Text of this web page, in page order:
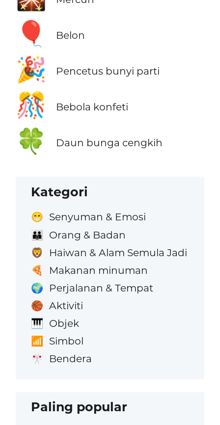
🎈 Belon
🎉 Pencetus bunyi parti
🎊 Bebola konfeti
🍀 Daun bunga cengkih
Kategori
😁 Senyuman & Emosi
👪 Orang & Badan
🦁 Haiwan & Alam Semula Jadi
🍕 Makanan minuman
🌍 Perjalanan & Tempat
🏀 Aktiviti
🎹 Objek
📶 Simbol
🎌 Bendera
Paling popular